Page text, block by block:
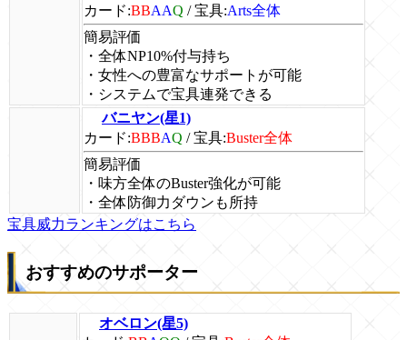
カード:BBAAQ /宝具:Arts全体
簡易評価
・全体NP10%付与持ち
・女性への豊富なサポートが可能
・システムで宝具連発できる
バニヤン(星1)
カード:BBBAQ /宝具:Buster全体
簡易評価
・味方全体のBuster強化が可能
・全体防御力ダウンも所持
宝具威力ランキングはこちら
おすすめのサポーター
オベロン(星5)